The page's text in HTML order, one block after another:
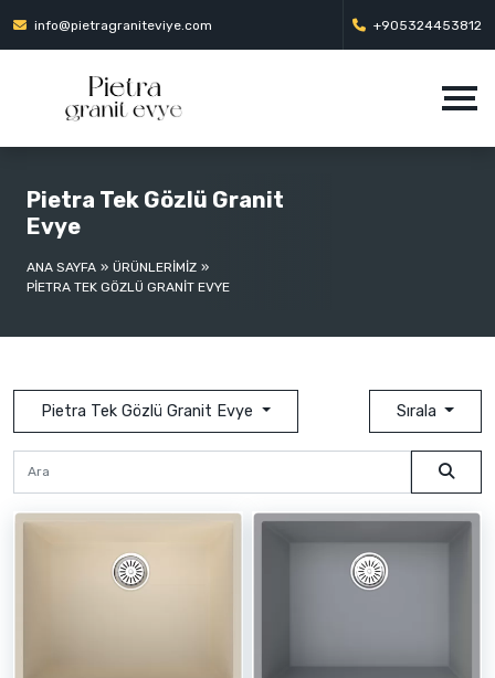
info@pietragraniteviye.com +905324453812
Pietra Tek Gözlü Granit
Evye
ANA SAYFA
ÜRÜNLERİMİZ
PIETRA TEK GÖZLÜ GRANIT EVYE
Pietra Tek Gözlü Granit Evye Sırala